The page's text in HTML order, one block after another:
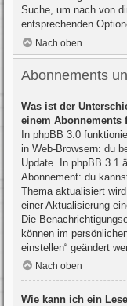
Suche, um nach von
entsprechenden
Nach oben
Abonnements
Was ist der
einem Abonnements
In phpBB 3.0
in Web-Browsern: du
Update. In phpBB 3.1
Abonnement: du
Thema aktualisiert
einer Aktualisierung
Die
können im
einstellen“ geändert
Nach oben
Wie kann ich ein